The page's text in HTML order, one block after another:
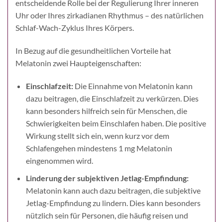
entscheidende Rolle bei der Regulierung Ihrer inneren
Uhr oder Ihres zirkadianen Rhythmus – des natürlichen
Schlaf-Wach-Zyklus Ihres Körpers.
In Bezug auf die gesundheitlichen Vorteile hat
Melatonin zwei Haupteigenschaften:
Einschlafzeit:Die Einnahme von Melatonin kann
dazu beitragen, die Einschlafzeit zu verkürzen. Dies
kann besonders hilfreich sein für Menschen, die
Schwierigkeiten beim Einschlafen haben. Die positive
Wirkung stellt sich ein, wenn kurz vor dem
Schlafengehen mindestens 1 mg Melatonin
eingenommen wird.
Linderung der subjektiven Jetlag-Empfindung:
Melatonin kann auch dazu beitragen, die subjektive
Jetlag-Empfindung zu lindern. Dies kann besonders
nützlich sein für Personen, die häufig reisen und